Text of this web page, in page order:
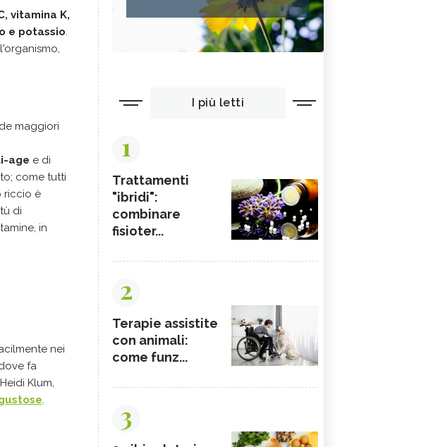
vitamina K,
e potassio.
maggiori
age e di
come tutti
riccio è
di
in
nei
fa
Klum,
.
I più letti
1
Trattamenti
"ibridi":
combinare
fisioter...
2
Terapie assistite
con animali:
come funz...
3